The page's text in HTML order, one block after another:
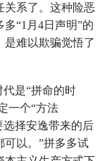
关系了。这种险恶
“1月4日声明”的
是难以欺骗觉悟了
是“拼命的时
一个“方法
选择安逸带来的后
可以。”拼多多试